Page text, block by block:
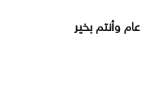
وأنتم بخير